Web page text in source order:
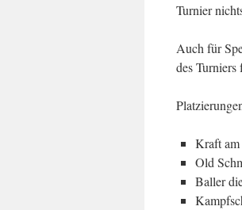
Turnier
Auch für
des Turniers
Kraft am
Old
Baller